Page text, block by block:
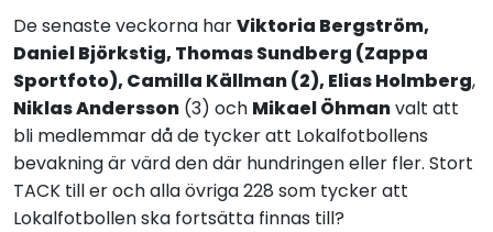
De senaste veckorna harViktoria Bergström,
Daniel Björkstig, Thomas Sundberg (Zappa
Sportfoto), Camilla Källman (2), Elias Holmberg,
Niklas Andersson (3) och Mikael Öhmanvalt att
bli medlemmar då de tycker att Lokalfotbollens
bevakning är värd den där hundringen eller fler. Stort
TACK till er och alla övriga 228 som tycker att
Lokalfotbollen ska fortsätta finnas till?